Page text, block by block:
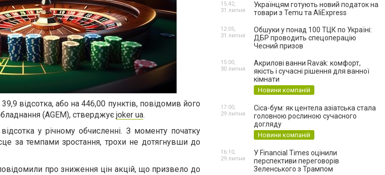
відсотка, або на 446,00 пунктів, повідомив його
(AGEM), стверджує joker ua.
у річному обчисленні. З моменту початку
за темпами зростання, трохи не дотягнувши до
про зниження цін акцій, що призвело до
Українцям готують новий податок на
товари з Temu та AliExpress
15:42,
31 липня
Обшуки у понад 100 ТЦК по Україні:
ДБР проводить спецоперацію
Чесний призов
12:05,
31 липня
Акрилові ванни Ravak: комфорт,
якість і сучасні рішення для ванної
кімнати
Новини компаній
15:00,
30 липня
Cica-бум: як центела азіатська стала
головною рослиною сучасного
догляду
Новини компаній
17:00,
29 липня
У Financial Times оцінили
перспективи переговорів
Зеленського з Трампом
16:10,
29 липня